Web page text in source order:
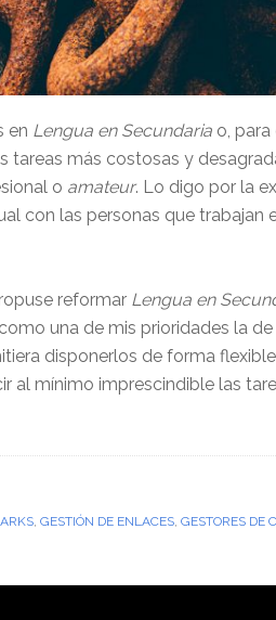
en Lengua en Secundaria o,
tareas más costosas y
o amateur. Lo digo por la
con las personas que trabajan
reformar Lengua en
una de mis prioridades la
disponerlos de forma
al mínimo imprescindible las
GESTIÓN DE ENLACES GESTORES DE